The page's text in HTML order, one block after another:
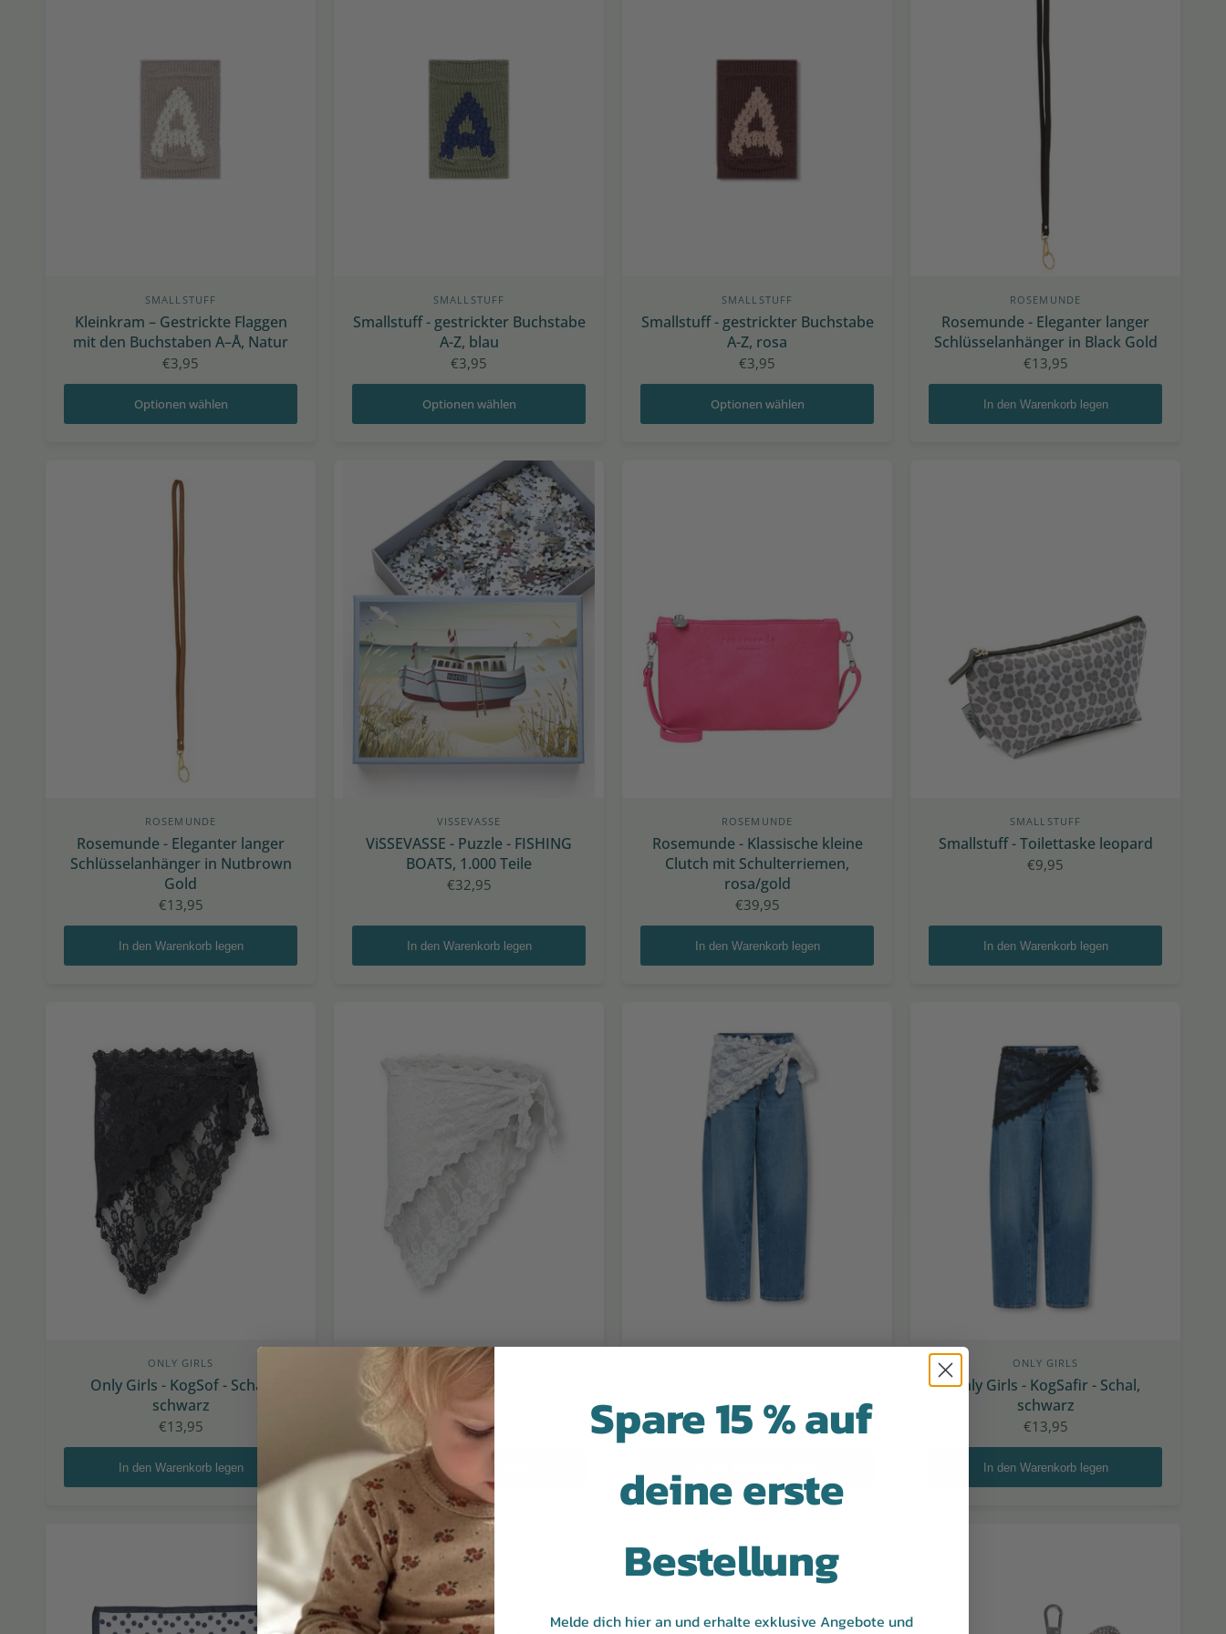
SMALLSTUFF
Kleinkram – Gestrickte Flaggen
mit den Buchstaben A–Å, Natur
€3,95
Optionen wählen
SMALLSTUFF
Smallstuff - gestrickter Buchstabe
A-Z, blau
€3,95
Optionen wählen
SMALLSTUFF
Smallstuff - gestrickter Buchstabe
A-Z, rosa
€3,95
Optionen wählen
ROSEMUNDE
Rosemunde - Eleganter langer
Schlüsselanhänger in Black Gold
€13,95
In den Warenkorb legen
ROSEMUNDE
Rosemunde - Eleganter langer
Schlüsselanhänger in Nutbrown
Gold
€13,95
In den Warenkorb legen
VISSEVASSE
ViSSEVASSE - Puzzle - FISHING
BOATS, 1.000 Teile
€32,95
In den Warenkorb legen
ROSEMUNDE
Rosemunde - Klassische kleine
Clutch mit Schulterriemen,
rosa/gold
€39,95
In den Warenkorb legen
SMALLSTUFF
Smallstuff - Toilettaske leopard
€9,95
In den Warenkorb legen
ONLY GIRLS
Only Girls - KogSof - Schal,
schwarz
€13,95
In den Warenkorb legen
ONLY GIRLS
Only Girls - KogSof - Schal, weiß
€13,95
In den Warenkorb legen
€13,95
ONLY GIRLS
Only Girls - KogSafir - Schal,
schwarz
€13,95
In den Warenkorb legen
Spare 15 % auf
deine erste
Bestellung
Melde dich hier an und erhalte exklusive Angebote und